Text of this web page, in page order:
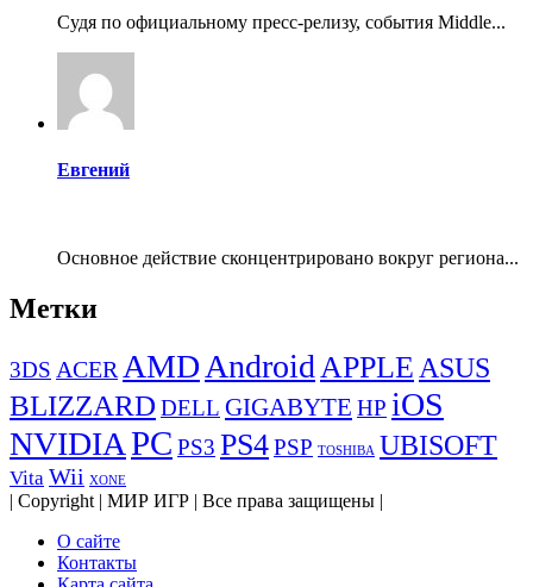
Судя по официальному пресс-релизу, события Middle...
Евгений
Основное действие сконцентрировано вокруг региона...
Метки
3DS ACERAMDAndroidAPPLEASUS
BLIZZARD DELL GIGABYTE HP iOS
NVIDIAPC PS3 PS4PSP TOSHIBA UBISOFT
Vita Wii XONE
| Copyright | МИР ИГР | Все права защищены |
О сайте
Контакты